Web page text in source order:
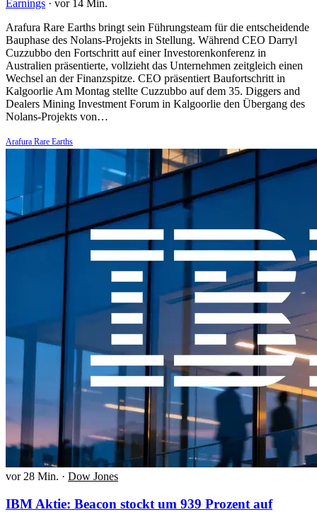
Earnings · vor 14 Min.
Arafura Rare Earths bringt sein Führungsteam für die entscheidende
Bauphase des Nolans-Projekts in Stellung. Während CEO Darryl
Cuzzubbo den Fortschritt auf einer Investorenkonferenz in
Australien präsentierte, vollzieht das Unternehmen zeitgleich einen
Wechsel an der Finanzspitze. CEO präsentiert Baufortschritt in
Kalgoorlie Am Montag stellte Cuzzubbo auf dem 35. Diggers and
Dealers Mining Investment Forum in Kalgoorlie den Übergang des
Nolans-Projekts von…
Arafura Rare Earths
vor 28 Min. · Dow Jones
IBM Aktie: Beacon stockt um 939 Prozent auf